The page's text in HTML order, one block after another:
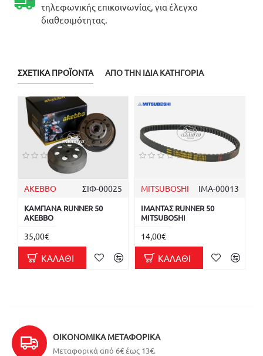
τηλεφωνικής επικοινωνίας, για έλεγχο
διαθεσιμότητας.
ΣΧΕΤΙΚΆ ΠΡΟΪΌΝΤΑ ΑΠΌ ΤΗΝ ΊΔΙΑ ΚΑΤΗΓΟΡΊΑ
AKEBBO ΣΙΦ-00025
ΚΑΜΠΑΝΑ RUNNER 50
AKEBBO
35,00€
ΚΑΛΆΘΙ
MITSUBOSHI ΙΜΑ-00013
ΙΜΑΝΤΑΣ RUNNER 50
MITSUBOSHI
14,00€
ΚΑΛΆΘΙ
ΟΙΚΟΝΟΜΙΚΆ ΜΕΤΑΦΟΡΙΚΆ
Μεταφορικά από 6€ έως 13€.